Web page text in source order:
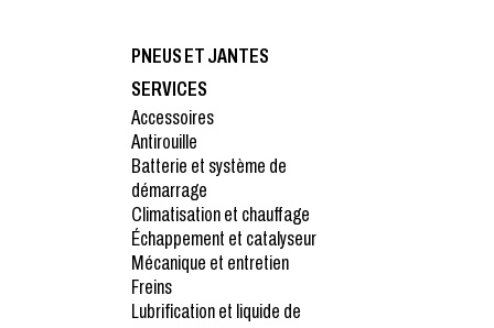
PNEUS ET JANTES
SERVICES
Accessoires
Antirouille
Batterie et système de
démarrage
Climatisation et chauffage
Échappement et catalyseur
Mécanique et entretien
Freins
Lubrification et liquide de